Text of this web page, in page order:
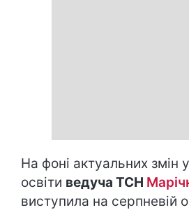
На фоні актуальних змін
освіти ведуча ТСН
виступила на серпневій